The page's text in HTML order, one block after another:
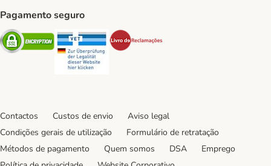
Pagamento seguro
Security Security
Contactos Custos de envio
Aviso legal
Condições gerais de utilização
Formulário de retratação
Métodos de pagamento
Quem somos DSA
Emprego